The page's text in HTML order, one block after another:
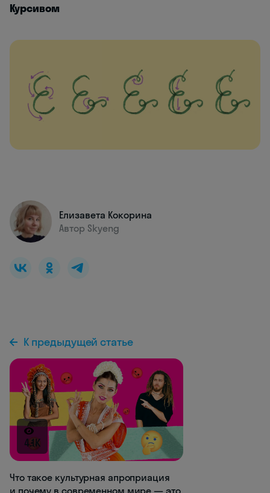
Курсивом
Елизавета Кокорина
Автор Skyeng
К предыдущей статье
4.1K
Что такое культурная апроприация
и почему в современном мире — это